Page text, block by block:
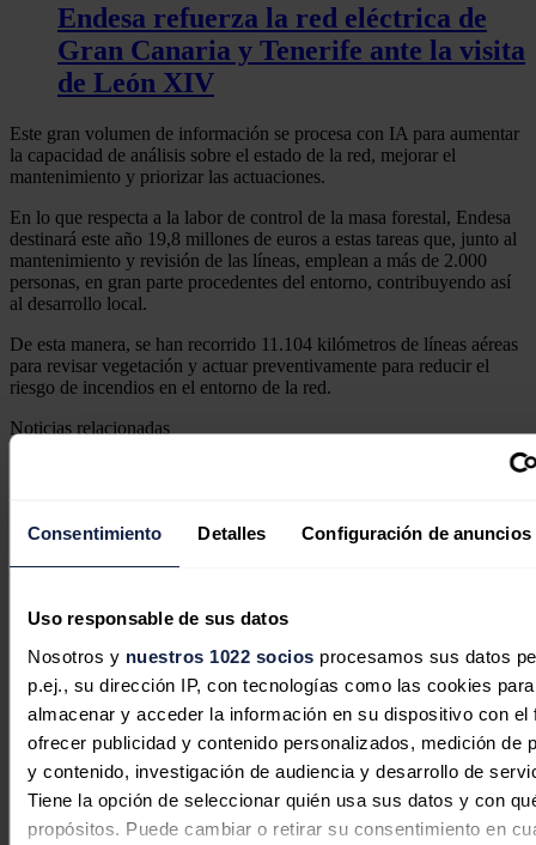
Consentimiento Detalles Configuración de anuncios
Uso responsable de sus datos
Nosotros y nuestros 1022 socios procesamos sus datos
p.ej., su dirección IP, con tecnologías como las cookies para
almacenar y acceder la información en su dispositivo con el
ofrecer publicidad y contenido personalizados, medición de
y contenido, investigación de audiencia y desarrollo de
Tiene la opción de seleccionar quién usa sus datos y con
propósitos. Puede cambiar o retirar su consentimiento en
Endesa refuerza la red eléctrica de
Gran Canaria y Tenerife ante la visita
de León XIV
Este gran volumen de información se procesa con IA para aumentar
la capacidad de análisis sobre el estado de la red, mejorar el
mantenimiento y priorizar las actuaciones.
En lo que respecta a la labor de control de la masa forestal, Endesa
destinará este año 19,8 millones de euros a estas tareas que, junto al
mantenimiento y revisión de las líneas, emplean a más de 2.000
personas, en gran parte procedentes del entorno, contribuyendo así
al desarrollo local.
De esta manera, se han recorrido 11.104 kilómetros de líneas aéreas
para revisar vegetación y actuar preventivamente para reducir el
riesgo de incendios en el entorno de la red.
Noticias relacionadas
La inversión energética en España
redes sustituyen al boom renovable
Sandra Acosta 07/08/2026
Portugal aprueba una inversión de